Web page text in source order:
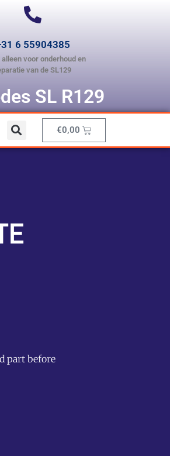
6 55904385
alleen voor onderhoud en
van de SL129
SL R129
€0,00
part before